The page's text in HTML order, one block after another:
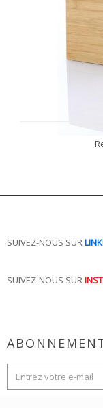
SUIVEZ-NOUS SUR
SUIVEZ-NOUS SUR